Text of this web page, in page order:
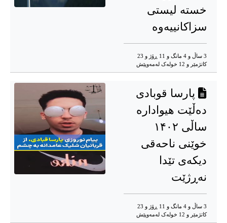
خستە لیستی
سزاکانییەوە
3 ساڵ و 4 مانگ و 11 ڕۆژ و 23
کاتژمێر و 12 خوله‌ک له‌مه‌وپێش‌
پارسا قوبادی
دەڵێت هیوادارە
ساڵی ۱۴۰۲
خوێنی ناحەقی
دیکەی تێدا
نەڕژێت
3 ساڵ و 4 مانگ و 11 ڕۆژ و 23
کاتژمێر و 12 خوله‌ک له‌مه‌وپێش‌